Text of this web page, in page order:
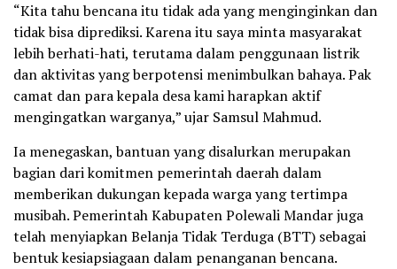
“Kita tahu bencana itu tidak ada yang menginginkan dan
tidak bisa diprediksi. Karena itu saya minta masyarakat
lebih berhati-hati, terutama dalam penggunaan listrik
dan aktivitas yang berpotensi menimbulkan bahaya. Pak
camat dan para kepala desa kami harapkan aktif
mengingatkan warganya,” ujar Samsul Mahmud.
Ia menegaskan, bantuan yang disalurkan merupakan
bagian dari komitmen pemerintah daerah dalam
memberikan dukungan kepada warga yang tertimpa
musibah. Pemerintah Kabupaten Polewali Mandar juga
telah menyiapkan Belanja Tidak Terduga (BTT) sebagai
bentuk kesiapsiagaan dalam penanganan bencana.